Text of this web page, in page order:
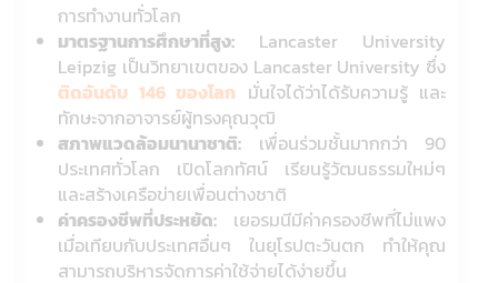
การทำงานทั่วโลก
มาตรฐานการศึกษาที่สูง: Lancaster University
Leipzig เป็นวิทยาเขตของ Lancaster University ซึ่ง
ติดอันดับ 146 ของโลก มั่นใจได้ว่าได้รับความรู้ และ
ทักษะจากอาจารย์ผู้ทรงคุณวุฒิ
สภาพแวดล้อมนานาชาติ: เพื่อนร่วมชั้นมากกว่า 90
ประเทศทั่วโลก เปิดโลกทัศน์ เรียนรู้วัฒนธรรมใหม่ๆ
และสร้างเครือข่ายเพื่อนต่างชาติ
ค่าครองชีพที่ประหยัด: เยอรมนีมีค่าครองชีพที่ไม่แพง
เมื่อเทียบกับประเทศอื่นๆ ในยุโรปตะวันตก ทำให้คุณ
สามารถบริหารจัดการค่าใช้จ่ายได้ง่ายขึ้น